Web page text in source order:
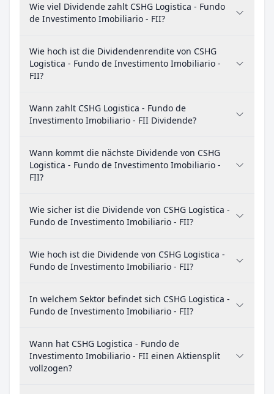
Wie viel Dividende zahlt CSHG Logistica - Fundo
de Investimento Imobiliario - FII?
Wie hoch ist die Dividendenrendite von CSHG
Logistica - Fundo de Investimento Imobiliario -
FII?
Wann zahlt CSHG Logistica - Fundo de
Investimento Imobiliario - FII Dividende?
Wann kommt die nächste Dividende von CSHG
Logistica - Fundo de Investimento Imobiliario -
FII?
Wie sicher ist die Dividende von CSHG Logistica -
Fundo de Investimento Imobiliario - FII?
Wie hoch ist die Dividende von CSHG Logistica -
Fundo de Investimento Imobiliario - FII?
In welchem Sektor befindet sich CSHG Logistica -
Fundo de Investimento Imobiliario - FII?
Wann hat CSHG Logistica - Fundo de
Investimento Imobiliario - FII einen Aktiensplit
vollzogen?